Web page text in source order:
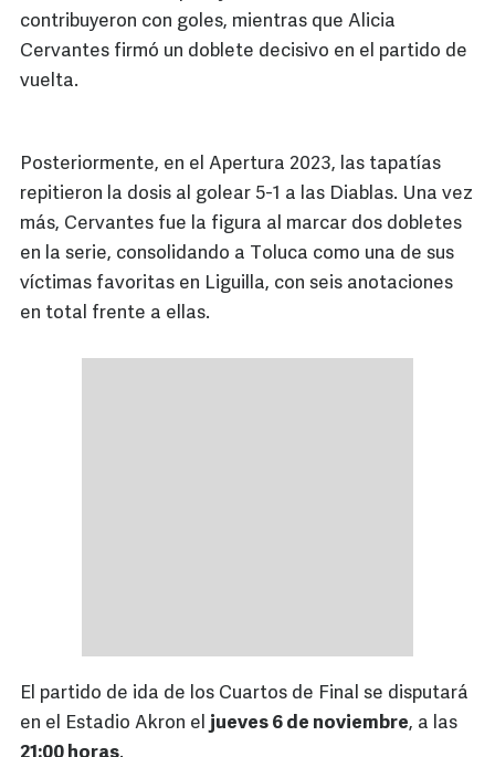
contribuyeron con goles, mientras que Alicia
Cervantes firmó un doblete decisivo en el partido de
vuelta.
Posteriormente, en el Apertura 2023, las tapatías
repitieron la dosis al golear 5-1 a las Diablas. Una vez
más, Cervantes fue la figura al marcar dos dobletes
en la serie, consolidando a Toluca como una de sus
víctimas favoritas en Liguilla, con seis anotaciones
en total frente a ellas.
El partido de ida de los Cuartos de Final se disputará
en el Estadio Akron el jueves 6 de noviembre, a las